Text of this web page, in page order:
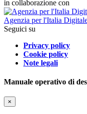
in collaborazione con
Agenzia per l'Italia
Seguici su
Privacy policy
Cookie policy
Note legali
Manuale operativo di
×